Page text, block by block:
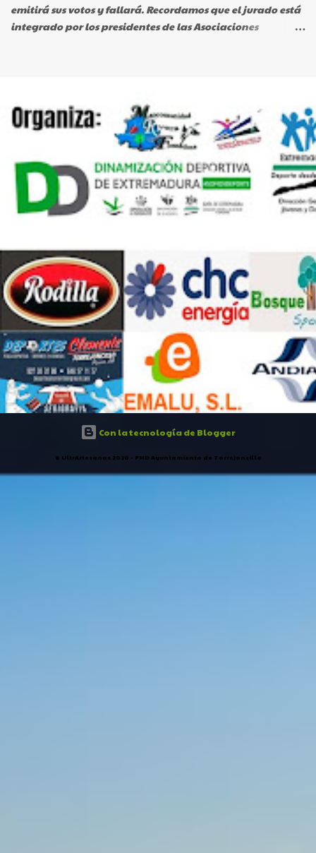
diez de la mañana. La prueba Artetrail que este año se
recortó como todas en kilometraje, no perdió sus señas...
emitirá sus votos y fallará. Recordamos que el jurado está
integrado por los presidentes de las Asociaciones
Con la tecnología de Blogger
® UltrArtesanos 2020 - PMD Ayuntamiento de Torrejoncillo